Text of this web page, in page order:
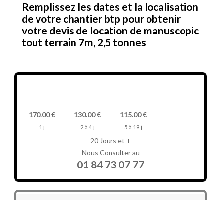
Remplissez les dates et la localisation
de votre chantier btp pour obtenir
votre devis de location de manuscopic
tout terrain 7m, 2,5 tonnes
170.00 €
1 j
130.00 €
2 à 4 j
115.00 €
5 à 19 j
20 Jours et +
Nous Consulter au
01 84 73 07 77